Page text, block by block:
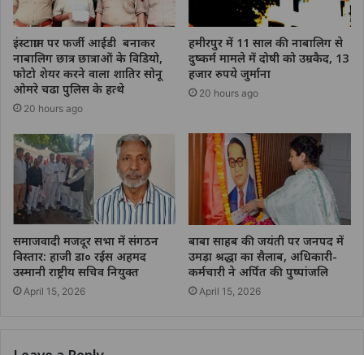
इंस्टाग्राम पर फर्जी आईडी बनाकर
नाबालिग छात्र छात्राओं के विडियो,
फोटो शेयर करने वाला शातिर सोनू
ओमरे चढा पुलिस के हत्थे
20 hours ago
हमीरपुर में 11 साल की नाबालिग से
दुष्कर्म मामले में दोषी को उम्रकैद, 13
हजार रुपये जुर्माना
20 hours ago
समाजवादी मजदूर सभा में संगठन
विस्तार: हाजी डा० रईस अहमद
उस्मानी राष्ट्रीय सचिव नियुक्त
April 15, 2026
बाबा साहब की जयंती पर जनपद में
उमड़ा श्रद्धा का सैलाब, अधिकारी-
कर्मचारी ने अर्पित की पुष्पांजलि
April 15, 2026